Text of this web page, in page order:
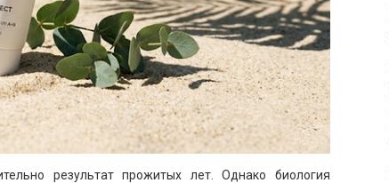
результат прожитых лет. Однако биология